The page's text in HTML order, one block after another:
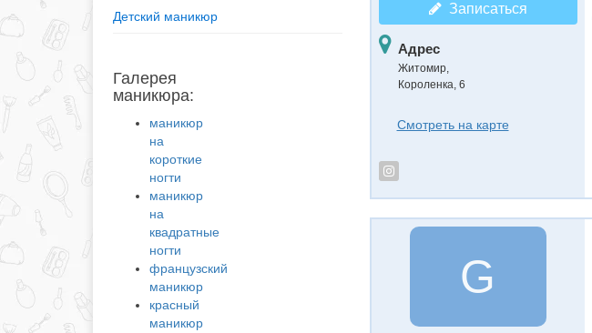
Детский маникюр
Галерея
маникюра:
маникюр
на
короткие
ногти
маникюр
на
квадратные
ногти
французский
маникюр
красный
маникюр
Записаться
Адрес
Житомир,
Короленка, 6
Смотреть на карте
G